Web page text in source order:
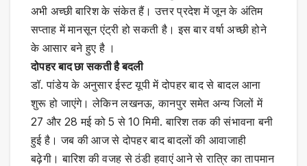
अभी अच्छी बारिश के संकेत हैं। उत्तर प्रदेश में जून के अंतिम
सप्ताह में मानसून एंट्री हो सकती है। इस बार वर्षा अच्छी होने
के आसार बने हुए है ।
दोपहर बाद छा सकती है बदली
डॉ. पांडेय के अनुसार ईस्ट यूपी में दोपहर बाद से बादल आना
शुरू हो जाएंगे। लेकिन लखनऊ, कानपुर समेत अन्य जिलों में
27 और 28 मई को 5 से 10 मिमी. बारिश तक की संभावना बनी
हुई है। जब की आज से दोपहर बाद बादलों की आवाजाही
बढ़ेगी। बारिश की वजह से ठंडी हवाएं आने से रात्रि का तापमान